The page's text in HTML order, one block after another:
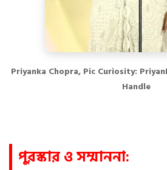
Priyanka Chopra, Pic Curiosity:
Handle
পুরস্কার ও সম্মাননা: